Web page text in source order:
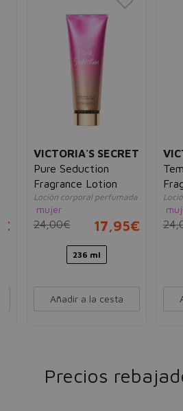
VICTORIA'S SECRET
Pure Seduction
Fragrance Lotion
Loción corporal perfumada
mujer
24,00€ 17,95€
236 ml
Añadir a la cesta
Precios